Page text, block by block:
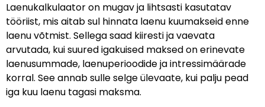
Laenukalkulaator on mugav ja lihtsasti kasutatav
tööriist, mis aitab sul hinnata laenu kuumakseid enne
laenu võtmist. Sellega saad kiiresti ja vaevata
arvutada, kui suured igakuised maksed on erinevate
laenusummade, laenuperioodide ja intressimäärade
korral. See annab sulle selge ülevaate, kui palju pead
iga kuu laenu tagasi maksma.